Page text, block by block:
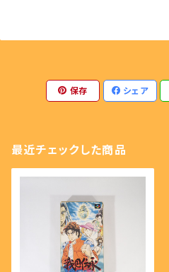
保存 シェア
最近チェックした商品